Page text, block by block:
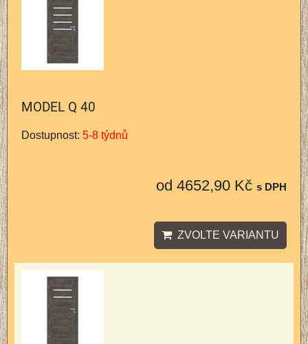
MODEL Q 40
Dostupnost: 5-8 týdnů
od 4652,90 Kč s DPH
ZVOLTE VARIANTU